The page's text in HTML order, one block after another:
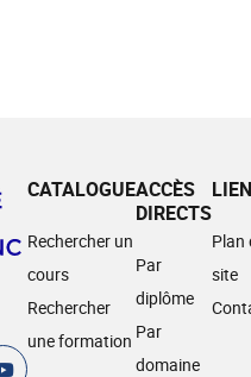
CATALOGUE
Rechercher un
cours
Rechercher
une formation
ACCÈS
DIRECTS
Par
diplôme
Par
domaine
Plan
site